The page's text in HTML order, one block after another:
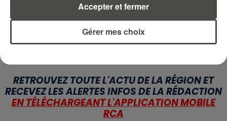
D'UNE ENQUÊTE QUI DURE DEPUIS
2020
RETROUVEZ TOUTE L'ACTU DE LA RÉGION ET
RECEVEZ LES ALERTES INFOS DE LA RÉDACTION
EN TÉLÉCHARGEANT L'APPLICATION MOBILE
RCA
Gérer mes choix
Accepter et fermer